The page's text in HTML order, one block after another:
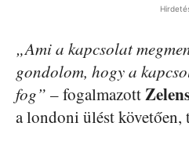
„Ami a kapcsolat
gondolom, hogy a
fog” – fogalmazott
a londoni ülést követően,